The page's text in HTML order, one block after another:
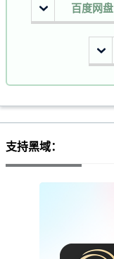
百度网盘
支持黑域：